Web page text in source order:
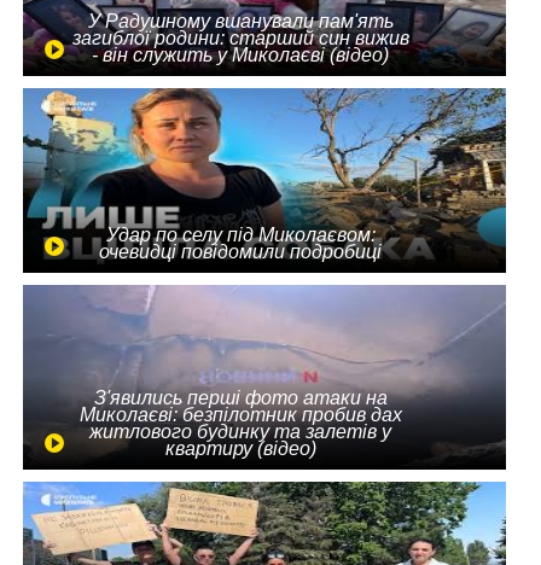
У Радушному вшанували пам'ять
загиблої родини: старший син вижив
- він служить у Миколаєві (відео)
Удар по селу під Миколаєвом:
очевидці повідомили подробиці
З'явились перші фото атаки на
Миколаєві: безпілотник пробив дах
житлового будинку та залетів у
квартиру (відео)